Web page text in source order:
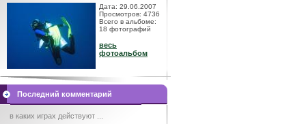
Дата: 29.06.2007
Просмотров: 4736
Всего в альбоме:
18 фотографий
весь
фотоальбом
Последний комментарий
в каких играх действуют ...